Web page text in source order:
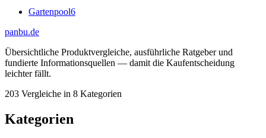
Gartenpool6
panbu.de
Übersichtliche Produktvergleiche, ausführliche Ratgeber und
fundierte Informationsquellen — damit die Kaufentscheidung
leichter fällt.
203 Vergleiche in 8 Kategorien
Kategorien